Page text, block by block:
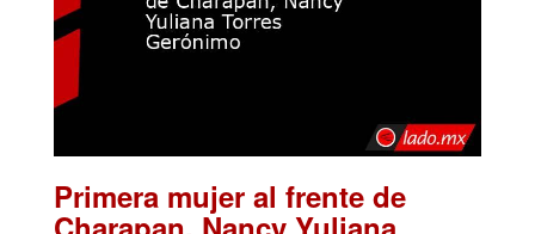
Primera mujer al frente de